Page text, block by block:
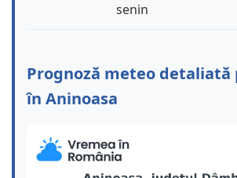
senin
Prognoză meteo detaliată
în Aninoasa